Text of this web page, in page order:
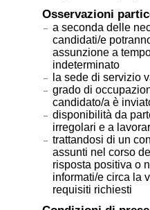
Osservazioni
a seconda delle
candidati/e
assunzione a
indeterminato
la sede di servizio
grado di
candidato/a è
disponibilità da
irregolari e a
trattandosi di un
assunti nel corso
risposta positiva o
informati/e circa la
requisiti richiesti